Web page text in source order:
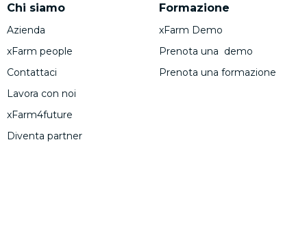
Chi siamo
Azienda
xFarm people
Contattaci
Lavora con noi
xFarm4future
Diventa partner
Formazione
xFarm Demo
Prenota una demo
Prenota una formazione